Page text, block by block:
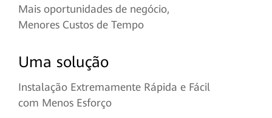
Mais oportunidades de negócio,
Menores Custos de Tempo
Uma solução
Instalação Extremamente Rápida e Fácil
com Menos Esforço